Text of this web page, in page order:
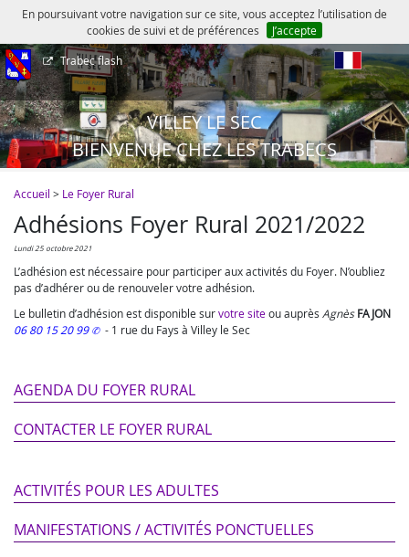
En poursuivant votre navigation sur ce site, vous acceptez l’utilisation de
cookies de suivi et de préférences
J’accepte
Trabec flash
VILLEY LE SEC
BIENVENUE CHEZ LES TRABECS
Accueil > Le Foyer Rural
Adhésions Foyer Rural 2021/2022
lundi 25 octobre 2021
L’adhésion est nécessaire pour participer aux activités du Foyer. N’oubliez
pas d’adhérer ou de renouveler votre adhésion.
Le bulletin d’adhésion est disponible survotre siteou auprès Agnès FAJON
06 80 15 20 99
- 1 rue du Fays à Villey le Sec
AGENDA DU FOYER RURAL
CONTACTER LE FOYER RURAL
ACTIVITÉS POUR LES ADULTES
MANIFESTATIONS / ACTIVITÉS PONCTUELLES